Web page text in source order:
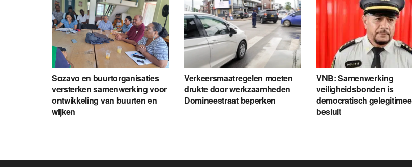
Sozavo en buurtorganisaties
versterken samenwerking voor
ontwikkeling van buurten en
wijken
Verkeersmaatregelen moeten
drukte door werkzaamheden
Domineestraat beperken
VNB: Samenwerking
veiligheidsbonden is
democratisch
besluit